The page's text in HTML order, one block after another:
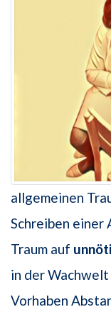
allgemeinen
Schreiben einer
Traum auf
in der
Vorhaben